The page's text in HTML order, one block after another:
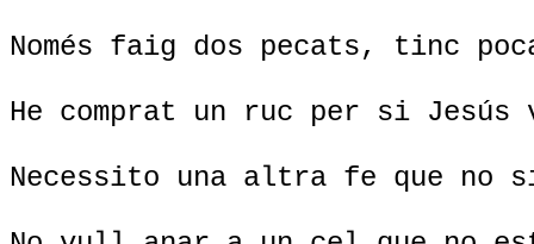
Només faig dos pecats, tinc
He comprat un ruc per si
Necessito una altra fe que no